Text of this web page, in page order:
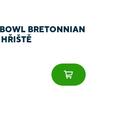
BRETONNIAN